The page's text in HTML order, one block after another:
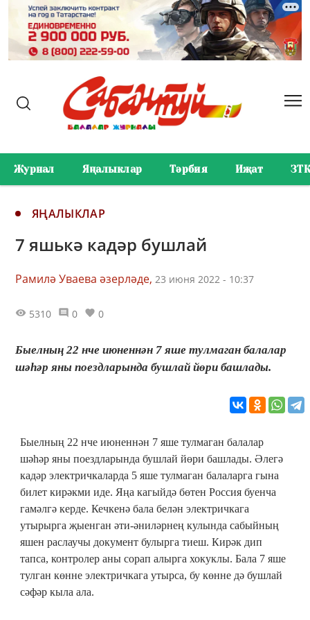
Журнал Яңалыклар Тәрбия Иҗат ЗТК
ЯҢАЛЫКЛАР
7 яшькә кадәр бушлай
Рамилә Уваева әзерләде, 23 июня 2022 - 10:37
5310 0 0
Быелның 22 нче июненнән 7 яше тулмаган балалар
шәһәр яны поездларында бушлай йөри башлады.
Быелның 22 нче июненнән 7 яше тулмаган балалар
шәһәр яны поездларында бушлай йөри башлады. Әлегә
кадәр электричкаларда 5 яше тулмаган балаларга гына
билет кирәкми иде. Яңа кагыйдә бөтен Россия буенча
гамәлгә керде. Кечкенә бала белән электричкага
утырырга җыенган әти-әниләрнең кулында сабыйның
яшен раслаучы документ булырга тиеш. Кирәк дип
тапса, контролер аны сорап алырга хокуклы. Бала 7 яше
тулган көнне электричкага утырса, бу көнне дә бушлай
сәфәр кыла ала.